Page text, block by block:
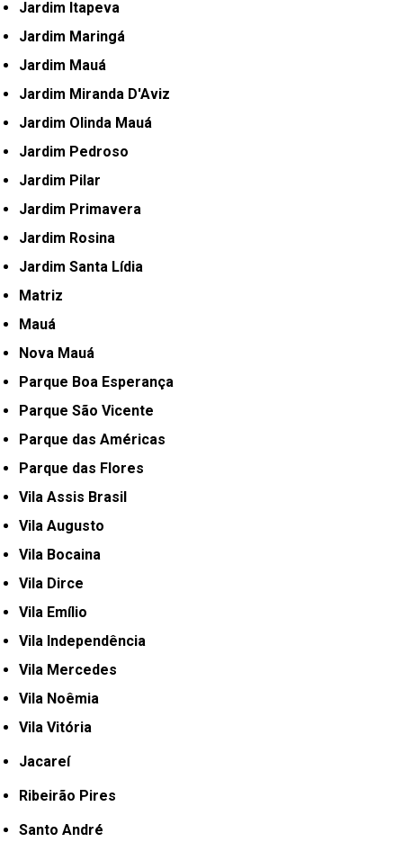
Jardim Itapeva
Jardim Maringá
Jardim Mauá
Jardim Miranda D'Aviz
Jardim Olinda Mauá
Jardim Pedroso
Jardim Pilar
Jardim Primavera
Jardim Rosina
Jardim Santa Lídia
Matriz
Mauá
Nova Mauá
Parque Boa Esperança
Parque São Vicente
Parque das Américas
Parque das Flores
Vila Assis Brasil
Vila Augusto
Vila Bocaina
Vila Dirce
Vila Emílio
Vila Independência
Vila Mercedes
Vila Noêmia
Vila Vitória
Jacareí
Ribeirão Pires
Santo André